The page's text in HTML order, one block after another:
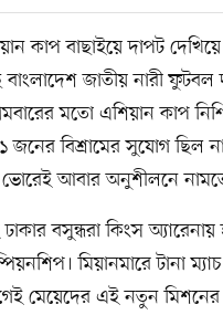
কাপ বাছাইয়ে দাপট
বাংলাদেশ জাতীয় নারী ফুটবল
মতো এশিয়ান কাপ
জনের বিশ্রামের সুযোগ ছিল
আবার অনুশীলনে
বসুন্ধরা কিংস অ্যারেনায়
মিয়ানমারে টানা
মেয়েদের এই নতুন